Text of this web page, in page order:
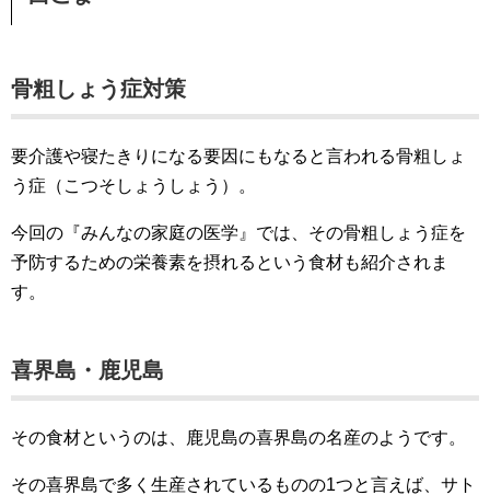
骨粗しょう症対策
要介護や寝たきりになる要因にもなると言われる骨粗しょ
う症（こつそしょうしょう）。
今回の『みんなの家庭の医学』では、その骨粗しょう症を
予防するための栄養素を摂れるという食材も紹介されま
す。
喜界島・鹿児島
その食材というのは、鹿児島の喜界島の名産のようです。
その喜界島で多く生産されているものの1つと言えば、サト